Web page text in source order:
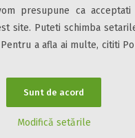
presupune ca
site. Puteti schimba
a afla ai multe, cititi
Sunt de acord
Modifică setările
vacanta
cu dizabilități
utile Parteneri Cazare7